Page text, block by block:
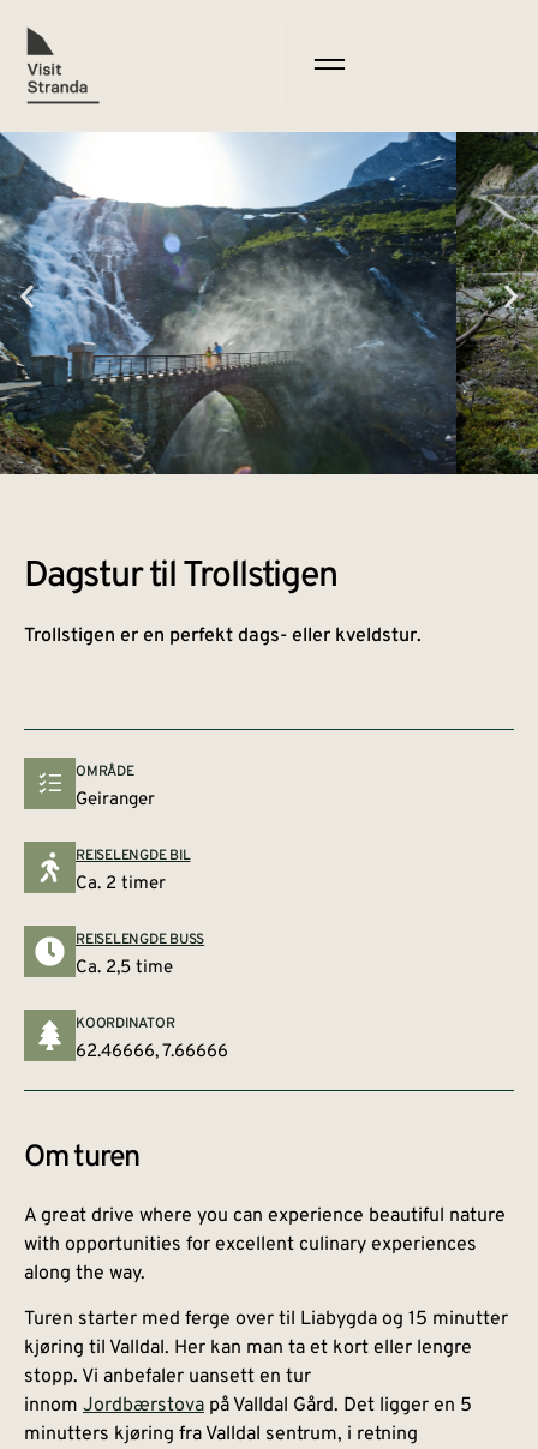
Dagstur til Trollstigen
Trollstigen er en perfekt dags- eller kveldstur.
OMRÅDE
Geiranger
REISELENGDE BIL
Ca. 2 timer
REISELENGDE BUSS
Ca. 2,5 time
KOORDINATOR
62.46666, 7.66666
Om turen
A great drive where you can experience beautiful nature
with opportunities for excellent culinary experiences
along the way.
Turen starter med ferge over til Liabygda og 15 minutter
kjøring til Valldal. Her kan man ta et kort eller lengre
stopp. Vi anbefaler uansett en tur
innom Jordbærstova på Valldal Gård. Det ligger en 5
minutters kjøring fra Valldal sentrum, i retning